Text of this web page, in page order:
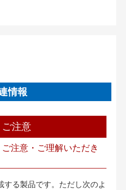
情報
ご注意
注意・ご理解いただき
る製品です。ただし次のよ